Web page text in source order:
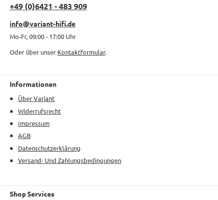
+49 (0)6421 - 483 909
info@variant-hifi.de
Mo-Fr, 09:00 - 17:00 Uhr
Oder über unser Kontaktformular.
Informationen
Über Variant
Widerrufsrecht
Impressum
AGB
Datenschutzerklärung
Versand- Und Zahlungsbedingungen
Shop Services